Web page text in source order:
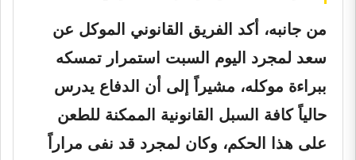
من جانبه، أكد الفريق القانوني الموكل عن
سعد لمجرد اليوم السبت استمرار تمسكه
ببراءة موكله، مشيراً إلى أن الدفاع يدرس
حالياً كافة السبل القانونية الممكنة للطعن
على هذا الحكم، وكان لمجرد قد نفى مراراً